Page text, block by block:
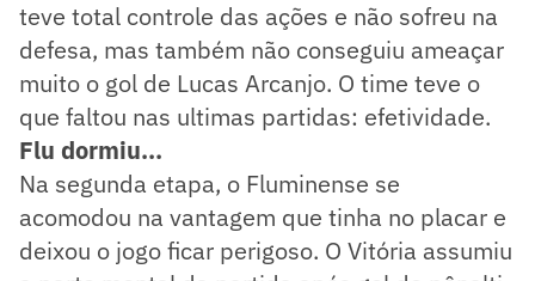
teve total controle das ações e não sofreu na
defesa, mas também não conseguiu ameaçar
muito o gol de Lucas Arcanjo. O time teve o
que faltou nas ultimas partidas: efetividade.
Flu dormiu...
Na segunda etapa, o Fluminense se
acomodou na vantagem que tinha no placar e
deixou o jogo ficar perigoso. O Vitória assumiu